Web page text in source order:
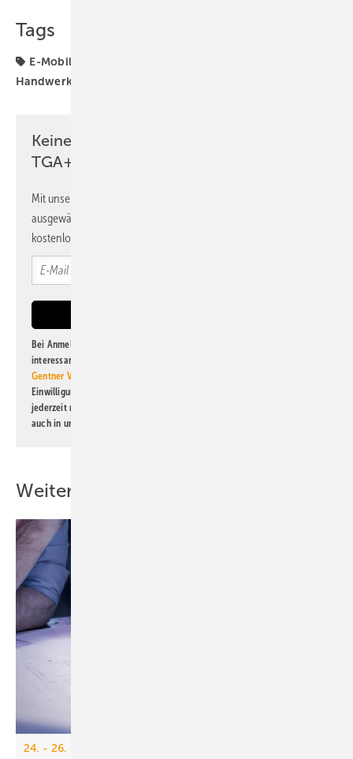
Tags
E-Mobility
Handwerk
Keine Zeit? Kein Problem mit dem
TGA+E Newsletter!
Mit unserem Newsletter erhalten Sie regelmäßig von uns
ausgewählte Informationen und Neuigkeiten, gebündelt und
kostenlos direkt ins Postfach.
Bei Anmeldung zu diesem Newsletter bin ich damit einverstanden, über
interessante Verlags- und Online-Angebote
Gentner Verlag GmbH & Co. KG
Einwilligung kann ich jederzeit widerrufen und eine Abmeldung ist
jederzeit möglich. Informationen zum Umgang mit Daten finden Sie
auch in unserer
Weitere Inhalte
24. - 26. März 2026, Köln